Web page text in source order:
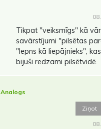
Tikpat "veiksmīgs" kā
savārstījumi "pilsētas
"lepns kā liepājnieks",
bijuši redzami pilsētvidē.
Analogs
Ziņot